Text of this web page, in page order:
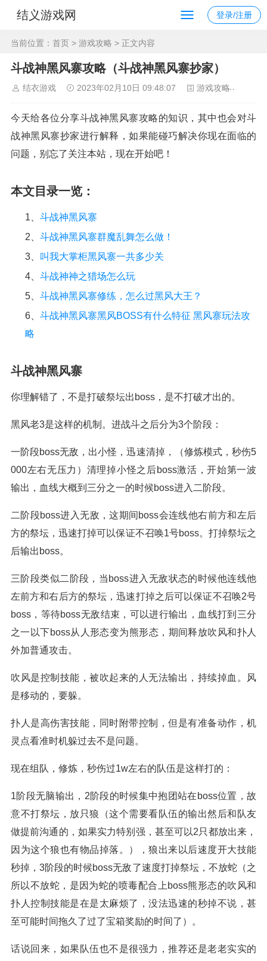
结义游戏网 登录/注册
当前位置： 首页 > 游戏攻略 > 正文内容
斗战神黑风寨攻略（斗战神黑风寨抄家）
结衣游戏 2023年02月10日 09:48:07 游戏攻略
今天给各位分享斗战神黑风寨攻略的知识，其中也会对斗
战神黑风寨抄家进行解释，如果能碰巧解决你现在面临的
问题，别忘了关注本站，现在开始吧！
本文目录一览：
1、 斗战神黑风寨
2、 斗战神黑风寨群魔乱舞怎么做！
3、 叫我大掌柜黑风寨一共多少关
4、 斗战神神之猎场怎么玩
5、 斗战神黑风寨修练，怎么过黑风大王？
6、 斗战神黑风寨黑风BOSS有什么特征 黑风寨玩法攻
略
斗战神黑风寨
你理解错了，不是打破祭坛出boss，是不打破才出的。
黑风老3是这样的机制。进战斗之后分为3个阶段：
一阶段boss无敌，出小怪，迅速清掉，（修炼模式，秒伤5
000左右无压力）清理掉小怪之后boss激活，开始第一波
输出，血线大概到三分之一的时候boss进入二阶段。
二阶段boss进入无敌，这期间boss会连线他右前方和左后
方的祭坛，迅速打掉可以保证不召唤1号boss。打掉祭坛之
后输出boss。
三阶段类似二阶段，当boss进入无敌状态的时候他连线他
左前方和右后方的祭坛，迅速打掉之后可以保证不召唤2号
boss，等待boss无敌结束，可以进行输出，血线打到三分
之一以下boss从人形态变为熊形态，期间释放吹风和扑人
外加普通攻击。
吹风是控制技能，被吹起来的人无法输出，持续掉血。风
是移动的，要躲。
扑人是高伤害技能，同时附带控制，但是有准备动作，机
灵点看准时机躲过去不是问题。
现在组队，修炼，秒伤过1w左右的队伍是这样打的：
1阶段无脑输出，2阶段的时候集中抱团站在boss位置，故
意不打祭坛，放只狼（这个需要看队伍的输出然后和队友
做提前沟通的，如果实力特别强，甚至可以2只都放出来，
因为这个狼也有物品掉落。），狼出来以后速度开大技能
秒掉，3阶段的时候boss无敌了速度打掉祭坛，不放蛇（之
所以不放蛇，是因为蛇的喷毒配合上boss熊形态的吹风和
扑人控制技能是在是太麻烦了，没法迅速的秒掉不说，甚
至可能时间拖久了过了宝箱奖励的时间了）。
话说回来，如果队伍也不是很强力，推荐还是老老实实的